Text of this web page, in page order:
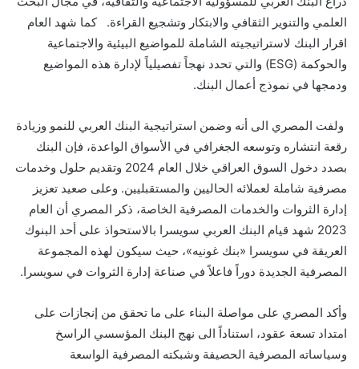
العلمي والتنوير الثقافي والابتكار وتشجيع القراءة. كما شهد العام
اقرار البنك لاستراتيجيته الشاملة للمواضيع البيئية والاجتماعية
والحوكمة (ESG) والتي تحدد نهجاً تفصيلياً لإدارة هذه المواضيع
ودمجها في نموذج أعمال البنك.
ولفت المصري الى أنه وضمن استراتيجية البنك العربي للنمو وزيادة
رقعة انتشاره وتوسعه الجغرافي في الأسواق الواعدة، فإن البنك
بصدد دخول السوق العراقي خلال العام 2024 وتقديم حلول وخدمات
مصرفية شاملة لعملائه الحاليين والمستقبليين. وعلى صعيد تعزيز
إدارة الثروات والخدمات المصرفية الخاصة، ذكر المصري أن العام
2023 شهد قيام البنك العربي سويسرا بالاستحواذ على أحد البنوك
العريقة في سويسرا «بنك غونيه»، حيث سيكون لهذه المجموعة
المصرفية الجديدة دوراً فاعلاً في صناعة إدارة الثروات في سويسرا.
وأكد المصري على مواصلة البناء على ما تحقق من إنجازات على
امتداد تسعة عقود، استناداً الى نهج البنك المؤسسي الراسخ
وسياساته المصرفية الحصيفة وشبكته المصرفية الواسعة